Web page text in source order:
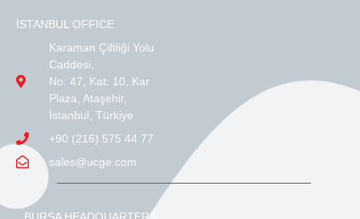
BURSA HEADQUARTERS
İSTANBUL OFFICE
Karaman Çiftliği Yolu
Caddesi,
No: 47, Kat: 10, Kar
Plaza, Ataşehir,
İstanbul, Türkiye
+90 (216) 575 44 77
sales@ucge.com